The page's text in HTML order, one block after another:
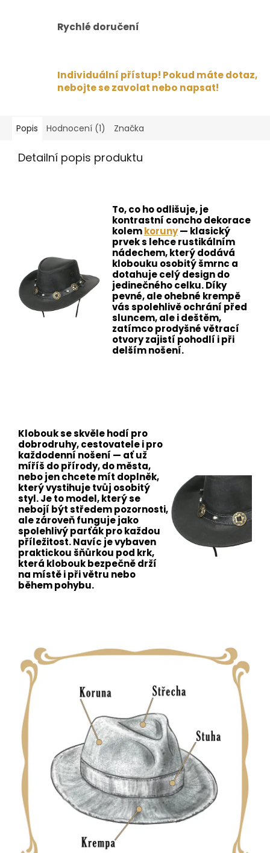
Rychlé doručení
Individuální přístup! Pokud máte dotaz,
nebojte se zavolat nebo napsat!
Popis Hodnocení (1) Značka
Detailní popis produktu
To, co ho odlišuje, je
kontrastní concho dekorace
kolemkoruny— klasický
prvek s lehce rustikálním
nádechem, který dodává
klobouku osobitý šmrnc a
dotahuje celý design do
jedinečného celku. Díky
pevné, ale ohebné krempě
vás spolehlivě ochrání před
sluncem, ale i deštěm,
zatímcoprodyšné větrací
otvoryzajistí pohodlí i při
delším nošení.
Klobouk se skvěle hodí pro
dobrodruhy, cestovatele i pro
každodenní nošení — ať už
míříš do přírody, do města,
nebo jen chcete mít doplněk,
který vystihuje tvůj osobitý
styl. Je to model, který se
nebojí být středem pozornosti,
ale zároveň funguje jako
spolehlivý parťák pro každou
příležitost. Navíc je vybaven
praktickou šňůrkou pod krk,
která klobouk bezpečně drží
na místě i při větru nebo
během pohybu.